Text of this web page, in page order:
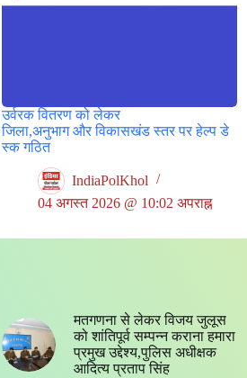
उर्वरक वितरण को लेकर
जिला,अनुभाग और विकासखंड स्तर पर हेल्प डे
स्क गठित
IndiaPolKhol
04 अगस्त 2026 @ 10:02 अपराह्न
मतगणना से लेकर विजय जुलूस
को शांतिपूर्व सम्पन्न कराना हमारा
प्रमुख उद्देश्य,पुलिस अधीक्षक
आदित्य प्रताप सिंह